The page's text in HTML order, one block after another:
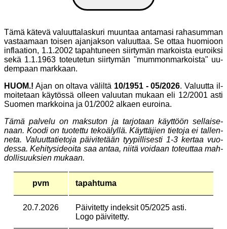
Tä­mä kä­te­vä va­luut­ta­las­ku­ri muun­taa an­ta­ma­si ra­ha­sum­man
vas­taa­maan toi­sen ajan­jak­son va­luut­taa. Se ot­taa huo­mi­oon
in­flaa­ti­on, 1.1.2002 ta­pah­tu­neen siir­ty­män mar­kois­ta eu­roik­si
sekä 1.1.1963 to­teu­te­tun siir­ty­män "mum­mon­mar­kois­ta" uu­
dem­paan mark­kaan.
HUOM.! Ajan on ol­ta­va vä­lil­tä 10/1951 - 05/2026. Va­luut­ta il­
moi­te­taan käy­tös­sä ol­leen va­luu­tan mu­kaan eli 12/2001 as­ti
Suo­men mark­koi­na ja 01/2002 al­ka­en eu­roi­na.
Tä­mä pal­ve­lu on mak­su­ton ja tar­jo­taan käyt­töön sel­lai­se­
naan. Koo­di on tuo­tet­tu te­ko­älyl­lä. Käyt­tä­ji­en tie­to­ja ei tal­len­
ne­ta. Va­luut­ta­tie­to­ja päi­vi­te­tään tyy­pil­li­ses­ti 1-3 ker­taa vuo­
des­sa. Ke­hi­tys­ide­oi­ta saa an­taa, nii­tä voi­daan to­teut­taa mah­
dol­li­suuk­si­en mu­kaan.
pvm tapahtuma
20.7.2026
Päi­vi­tet­ty in­dek­sit 05/2025 as­ti.
Lo­go päi­vi­tet­ty.